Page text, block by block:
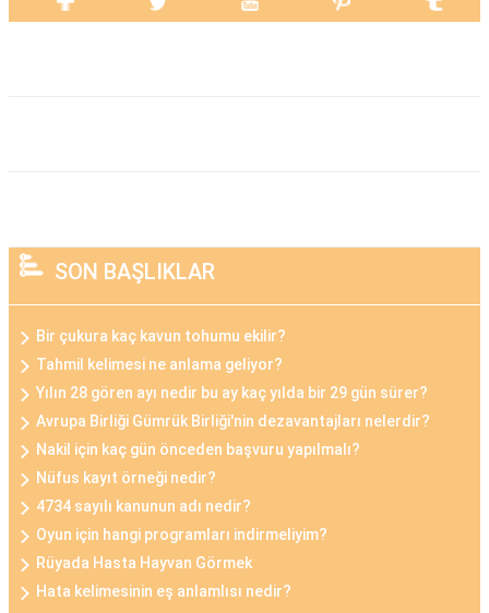
SON BAŞLIKLAR
Bir çukura kaç kavun tohumu ekilir?
Tahmil kelimesi ne anlama geliyor?
Yılın 28 gören ayı nedir bu ay kaç yılda bir 29 gün sürer?
Avrupa Birliği Gümrük Birliği'nin dezavantajları nelerdir?
Nakil için kaç gün önceden başvuru yapılmalı?
Nüfus kayıt örneği nedir?
4734 sayılı kanunun adı nedir?
Oyun için hangi programları indirmeliyim?
Rüyada Hasta Hayvan Görmek
Hata kelimesinin eş anlamlısı nedir?